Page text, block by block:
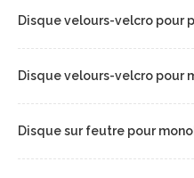
Disque velours-velcro pour
Disque velours-velcro pour
Disque sur feutre pour